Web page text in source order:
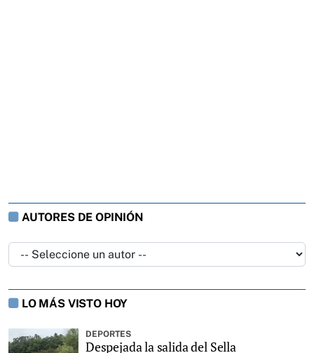
AUTORES DE OPINIÓN
LO MÁS VISTO HOY
DEPORTES
Despejada la salida del Sella